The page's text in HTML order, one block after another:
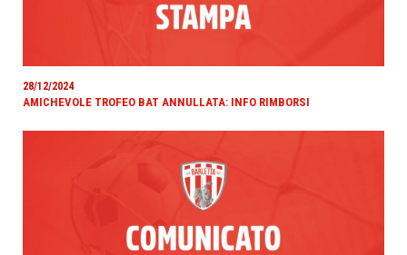
28/12/2024
AMICHEVOLE TROFEO BAT ANNULLATA: INFO RIMBORSI